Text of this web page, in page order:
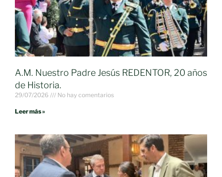
A.M. Nuestro Padre Jesús REDENTOR, 20 años
de Historia.
29/07/2026 No hay comentarios
Leer más »